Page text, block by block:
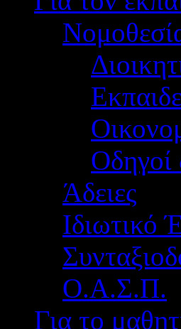
Οδηγοί
Άδειες
Ιδιωτικό
Ο.Α.Σ.Π.
Για το